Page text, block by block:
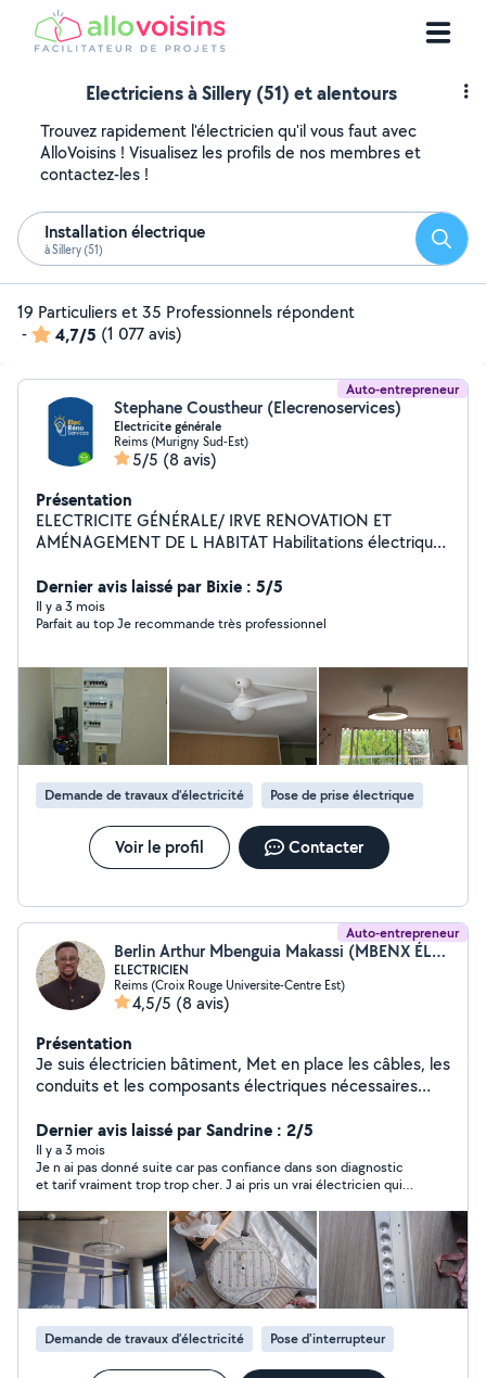
Electriciens à Sillery (51) et alentours
Trouvez rapidement l'électricien qu'il vous faut avec
AlloVoisins ! Visualisez les profils de nos membres et
contactez-les !
Installation électrique
à Sillery (51)
19 Particuliers et 35 Professionnels répondent
-
4,7/5 (1 077 avis)
Auto-entrepreneur
Stephane Coustheur (Elecrenoservices)
Electricite générale
Reims (Murigny Sud-Est)
5/5 (8 avis)
Présentation
ELECTRICITE GÉNÉRALE/ IRVE RENOVATION ET
AMÉNAGEMENT DE L HABITAT Habilitations électrique
Dernier avis laissé par Bixie : 5/5
Il y a 3 mois
Parfait au top Je recommande très professionnel
Demande de travaux d’électricité Pose de prise électrique
Voir le profil Contacter
Auto-entrepreneur
Berlin Arthur Mbenguia Makassi (MBENX ÉLECTRICITÉ)
ELECTRICIEN
Reims (Croix Rouge Universite-Centre Est)
4,5/5 (8 avis)
Présentation
Je suis électricien bâtiment, Met en place les câbles, les
conduits et les composants électriques nécessaires
Installé et raccorde les équipements (prises,
interrupteurs, luminaires, panneaux de distribution).
Dernier avis laissé par Sandrine : 2/5
Il y a 3 mois
Je n ai pas donné suite car pas confiance dans son diagnostic
et tarif vraiment trop trop cher. J ai pris un vrai électricien qui a
Demande de travaux d’électricité Pose d'interrupteur